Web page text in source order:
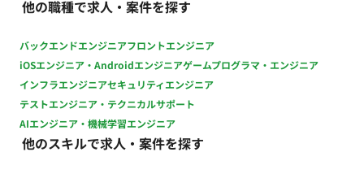
他の職種で求人・案件を探す
バックエンドエンジニアフロントエンジニア
iOSエンジニア・Androidエンジニアゲームプログラマ・エンジニア
インフラエンジニアセキュリティエンジニア
テストエンジニア・テクニカルサポート
AIエンジニア・機械学習エンジニア
他のスキルで求人・案件を探す